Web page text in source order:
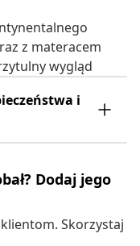
z materacem
wygląd
i
Dodaj jego
Skorzystaj